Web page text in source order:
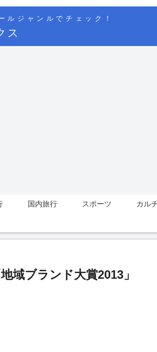
ルジャンルでチェック！
ス
国内旅行 スポーツ カル
域ブランド大賞2013」